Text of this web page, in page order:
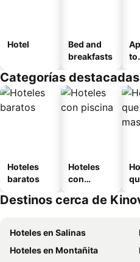
Hotel
Bed and
breakfasts
to
o
Categorías
Hoteles
baratos
Hoteles
con
Destinos cerca de
Hoteles en Salinas
Hoteles en Montañita